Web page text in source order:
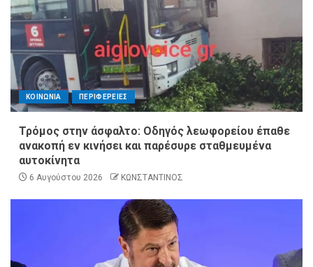
ΚΟΙΝΩΝΙΑ ΠΕΡΙΦΕΡΕΙΕΣ
Τρόμος στην άσφαλτο: Οδηγός λεωφορείου έπαθε
ανακοπή εν κινήσει και παρέσυρε σταθμευμένα
αυτοκίνητα
6 Αυγούστου 2026 ΚΩΝΣΤΑΝΤΙΝΟΣ